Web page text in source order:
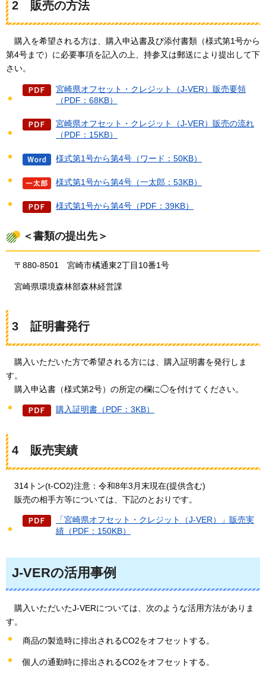
2 販売の方法
購入を希望される方は、購入申込書及び添付書類（様式第1号から
第4号まで）に必要事項を記入の上、持参又は郵送により提出して下
さい。
宮崎県オフセット・クレジット（J-VER）販売要領
（PDF：68KB）
宮崎県オフセット・クレジット（J-VER）販売の流れ
（PDF：15KB）
様式第1号から第4号（ワード：50KB）
様式第1号から第4号（一太郎：53KB）
様式第1号から第4号（PDF：39KB）
＜書類の提出先＞
〒880-8501 宮崎市橘通東2丁目10番1号
宮崎県環境森林部森林経営課
3 証明書発行
購入 いただいた方で希望される方には、購入証明書を発行しま
す。
購入申込書（様式第2号）の所定の欄に◯を付けてください。
購入証明書（PDF：3KB）
4 販売実績
314トン(t-CO2)注意：令和8年3月末現在(提供含む)
販売の相手方等については、下記のとおりです。
「宮崎県オフセット・クレジット（J-VER）」販売実
績（PDF：150KB）
J-VERの活用事例
購入いただいたJ-VERについては、次のような活用方法がありま
す。
商品の製造時に排出されるCO2をオフセットする。
個人の通勤時に排出されるCO2をオフセットする。